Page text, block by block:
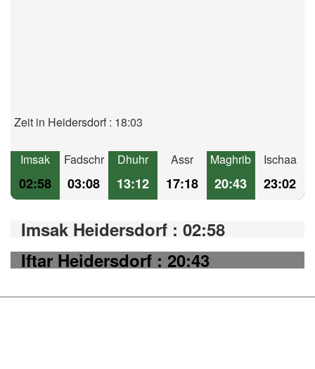
Zeit in Heidersdorf : 18:03
Imsak
02:58
Fadschr
03:08
Dhuhr
13:12
Assr
17:18
Maghrib
20:43
Ischaa
23:02
Imsak Heidersdorf : 02:58
Iftar Heidersdorf : 20:43